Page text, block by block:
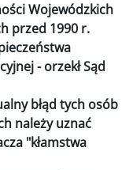
Wojewódzkich
przed 1990 r.
- orzekł Sąd
błąd tych osób
należy uznać
"kłamstwa